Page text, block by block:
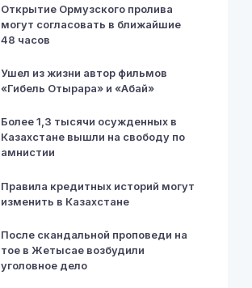
Открытие Ормузского пролива
могут согласовать в ближайшие
48 часов
Ушел из жизни автор фильмов
«Гибель Отырара» и «Абай»
Более 1,3 тысячи осужденных в
Казахстане вышли на свободу по
амнистии
Правила кредитных историй могут
изменить в Казахстане
После скандальной проповеди на
тое в Жетысае возбудили
уголовное дело